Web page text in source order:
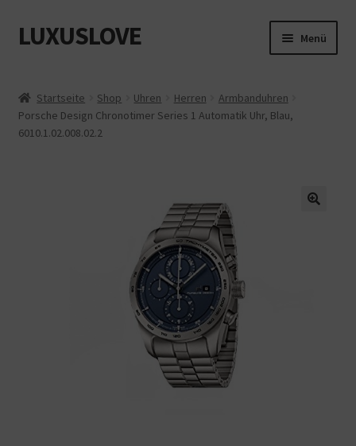
Zur
Navigation
Zum
Inhalt
LUXUSLOVE Menü
Cookie-Richtlinie (EU)
Startseite Shop Uhren Herren
Armbanduhren
Porsche Design Chronotimer Series 1 Automatik Uhr, Blau,
6010.1.02.008.02.2